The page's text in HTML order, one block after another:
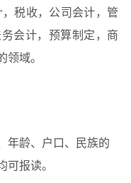
税收，公司会计，管
会计，预算制定，商
领域。
年龄、户口、民族的
可报读。